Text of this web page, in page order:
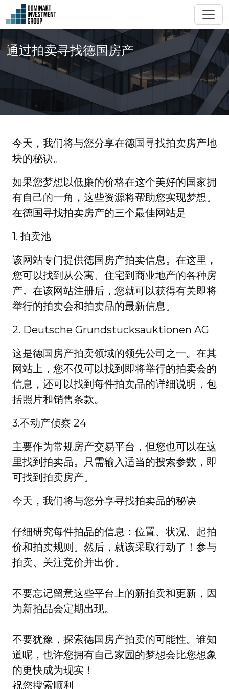
通过拍卖寻找德国房产
今天，我们将与您分享在德国寻找拍卖房产地
块的秘诀。
如果您梦想以低廉的价格在这个美好的国家拥
有自己的一角，这些资源将帮助您实现梦想。
在德国寻找拍卖房产的三个最佳网站是
1. 拍卖池
该网站专门提供德国房产拍卖信息。在这里，
您可以找到从公寓、住宅到商业地产的各种房
产。在该网站注册后，您就可以获得有关即将
举行的拍卖会和拍卖品的最新信息。
2. Deutsche Grundstücksauktionen AG
这是德国房产拍卖领域的领先公司之一。在其
网站上，您不仅可以找到即将举行的拍卖会的
信息，还可以找到每件拍卖品的详细说明，包
括照片和销售条款。
3.不动产侦察 24
主要作为常规房产交易平台，但您也可以在这
里找到拍卖品。只需输入适当的搜索参数，即
可找到拍卖房产。
今天，我们将与您分享寻找拍卖品的秘诀
仔细研究每件拍品的信息：位置、状况、起拍
价和拍卖规则。然后，就该采取行动了！参与
拍卖、关注竞价并出价。
不要忘记留意这些平台上的新拍卖和更新，因
为新拍品会定期出现。
不要犹豫，探索德国房产拍卖的可能性。谁知
道呢，也许您拥有自己家园的梦想会比您想象
的更快成为现实！
祝您搜索顺利